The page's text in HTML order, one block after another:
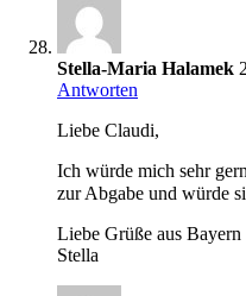
Stella-Maria Halamek
Antworten
Liebe Claudi,
Ich würde mich sehr
zur Abgabe und würde
Liebe Grüße aus Bayern
Stella